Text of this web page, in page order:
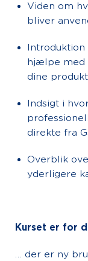
Viden om
bliver
Introduktion
hjælpe med
dine
Indsigt i
direkte fra
Overblik
yderligere
Kurset er for
… der er ny